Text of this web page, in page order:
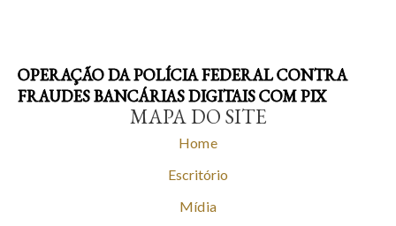
OPERAÇÃO DA POLÍCIA FEDERAL CONTRA
FRAUDES BANCÁRIAS DIGITAIS COM PIX
MAPA DO SITE
Home
Escritório
Mídia